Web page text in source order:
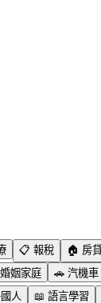
📋 報稅 🏠 房
婚姻家庭 🚗 汽機車
人 📖 語言學習